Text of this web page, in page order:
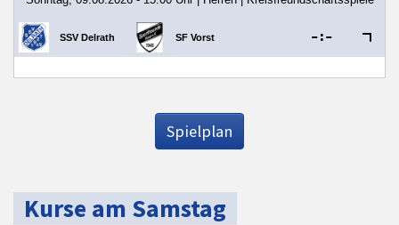
Spielplan
Kurse am Samstag